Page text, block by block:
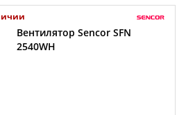
Вентилятор Sencor SFN
2540WH